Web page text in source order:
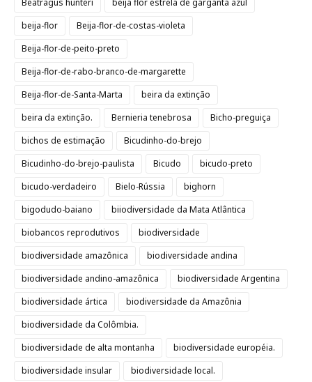
Beatragus hunteri
beija flor estrela de garganta azul
beija-flor
Beija-flor-de-costas-violeta
Beija-flor-de-peito-preto
Beija-flor-de-rabo-branco-de-margarette
Beija-flor-de-Santa-Marta
beira da extinção
beira da extinção.
Bernieria tenebrosa
Bicho-preguiça
bichos de estimação
Bicudinho-do-brejo
Bicudinho-do-brejo-paulista
Bicudo
bicudo-preto
bicudo-verdadeiro
Bielo-Rússia
bighorn
bigodudo-baiano
biiodiversidade da Mata Atlântica
biobancos reprodutivos
biodiversidade
biodiversidade amazônica
biodiversidade andina
biodiversidade andino-amazônica
biodiversidade Argentina
biodiversidade ártica
biodiversidade da Amazônia
biodiversidade da Colômbia.
biodiversidade de alta montanha
biodiversidade européia.
biodiversidade insular
biodiversidade local.